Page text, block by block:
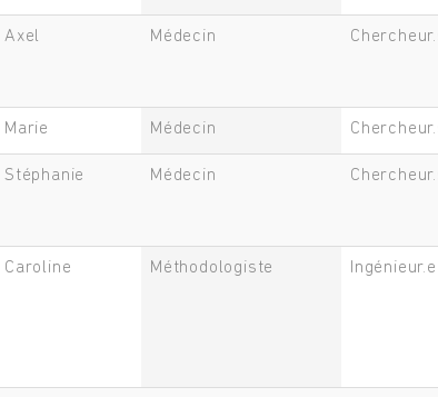
Axel Médecin
Marie Médecin
Stéphanie Médecin
Caroline Méthodologiste